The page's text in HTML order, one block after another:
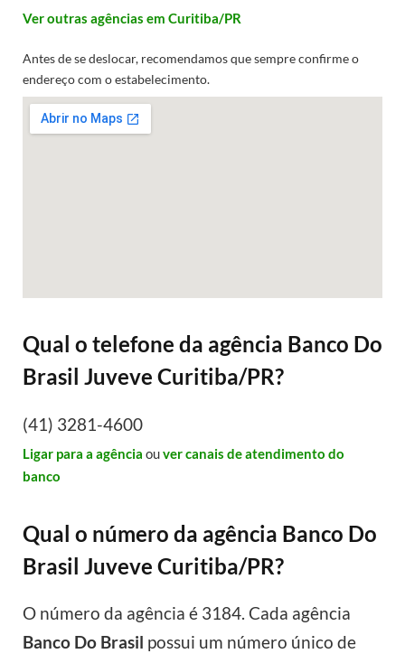
Ver outras agências em Curitiba/PR
Antes de se deslocar, recomendamos que sempre confirme o
endereço com o estabelecimento.
Qual o telefone da agência Banco Do
Brasil Juveve Curitiba/PR?
(41) 3281-4600
Ligar para a agência ouver canais de atendimento do
banco
Qual o número da agência Banco Do
Brasil Juveve Curitiba/PR?
O número da agência é 3184. Cada agência
Banco Do Brasil possui um número único de